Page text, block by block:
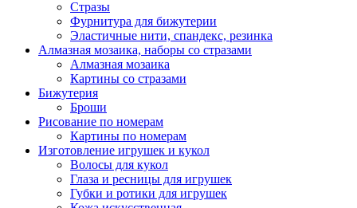
Стразы
Фурнитура для бижутерии
Эластичные нити, спандекс, резинка
Алмазная мозаика, наборы со стразами
Алмазная мозаика
Картины co стразами
Бижутерия
Броши
Рисование по номерам
Картины по номерам
Изготовление игрушек и кукол
Волосы для кукол
Глаза и ресницы для игрушек
Губки и ротики для игрушек